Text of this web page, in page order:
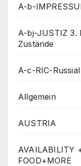
A-b-
A-bj-JUSTIZ 3.
Zustände
A-c-RIC-
Allgemein
AUSTRIA
AVAILABILITY
FOOD+MORE